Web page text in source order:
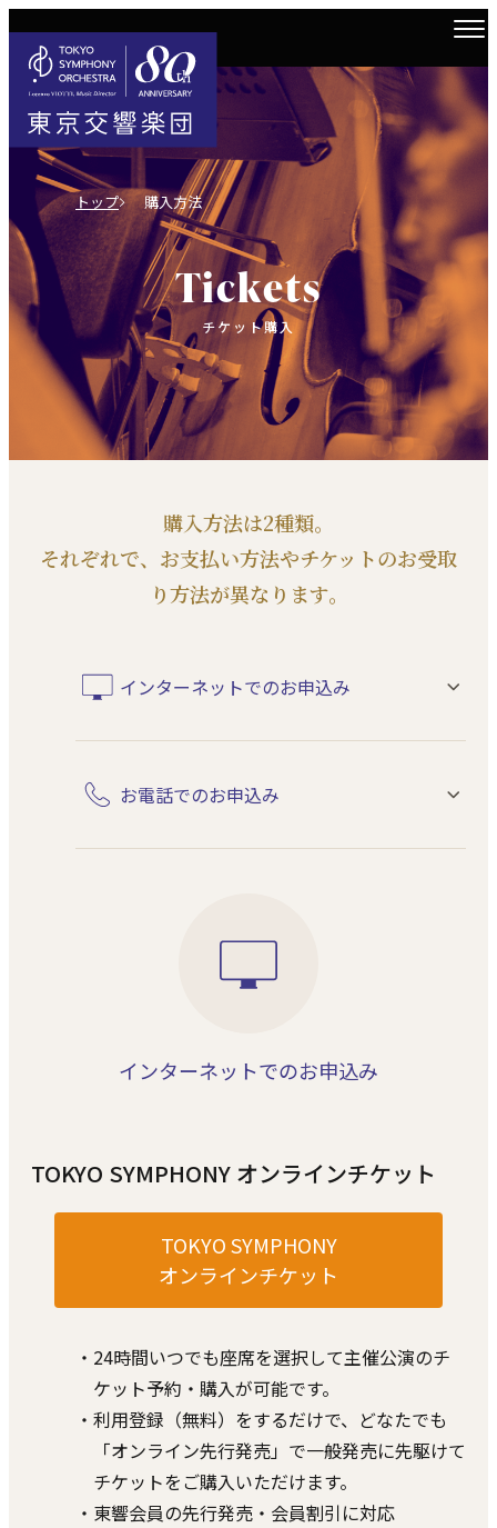
トップ 購入方法
Tickets
チケット購入
購⼊⽅法は2種類。
それぞれで、お⽀払い⽅法やチケットのお受取
り⽅法が異なります。
インターネットでのお申込み
お電話でのお申込み
インターネットでのお申込み
TOKYO SYMPHONY オンラインチケット
TOKYO SYMPHONY
オンラインチケット
・24時間いつでも座席を選択して主催公演のチ
ケット予約・購⼊が可能です。
・利⽤登録（無料）をするだけで、どなたでも
「オンライン先⾏発売」で⼀般発売に先駆けて
チケットをご購⼊いただけます。
・東響会員の先⾏発売・会員割引に対応